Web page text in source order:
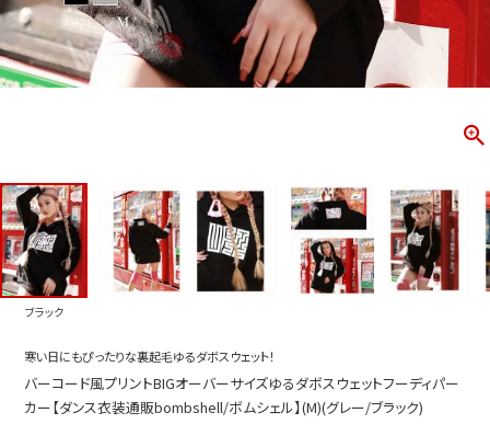
CONTENTS
ス
ス
ー
アップ
ース
PICKUP
新作
トップス
ボトムス
ルームウ
ブラック
寒い日にもぴったりな裏起毛ゆるダボスウェット！
バーコード風プリントBIGオーバーサイズゆるダボスウェットフーディパー
カー【ダンス衣装通販bombshell/ボムシェル】(M)(グレー/ブラック)